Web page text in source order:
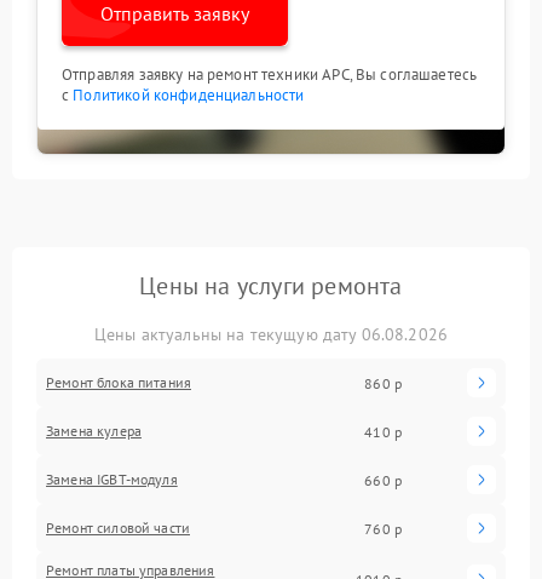
Отправить заявку
Отправляя заявку на ремонт техники APC, Вы соглашаетесь
с Политикой конфиденциальности
Цены на услуги ремонта
Цены актуальны на текущую дату 06.08.2026
Ремонт блока питания 860 р
Замена кулера 410 р
Замена IGBT-модуля 660 р
Ремонт силовой части 760 р
Ремонт платы управления